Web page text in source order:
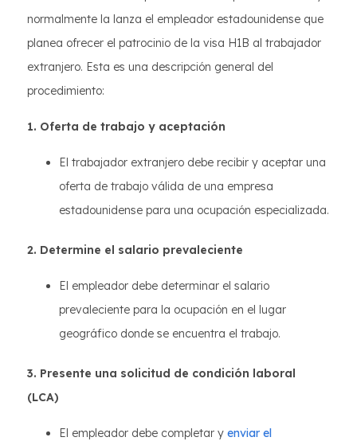
normalmente la lanza el empleador estadounidense que
planea ofrecer el patrocinio de la visa H1B al trabajador
extranjero. Esta es una descripción general del
procedimiento:
1. Oferta de trabajo y aceptación
El trabajador extranjero debe recibir y aceptar una
oferta de trabajo válida de una empresa
estadounidense para una ocupación especializada.
2. Determine el salario prevaleciente
El empleador debe determinar el salario
prevaleciente para la ocupación en el lugar
geográfico donde se encuentra el trabajo.
3. Presente una solicitud de condición laboral
(LCA)
El empleador debe completar y enviar el